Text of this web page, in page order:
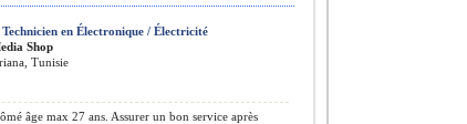
Technicien en Électronique / Électricité
Shop
Tunisie
âge max 27 ans. Assurer un bon service après